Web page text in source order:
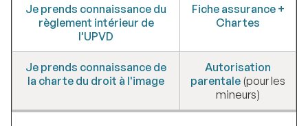
Je prends connaissance du
règlement intérieur de
l'UPVD
Fiche assurance +
Chartes
Je prends connaissance de
la charte du droit à l'image
Autorisation
parentale (pour les
mineurs)